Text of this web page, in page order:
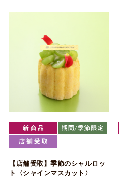
【店舗受取】季節のシャルロッ
ト〈シャインマスカット〉